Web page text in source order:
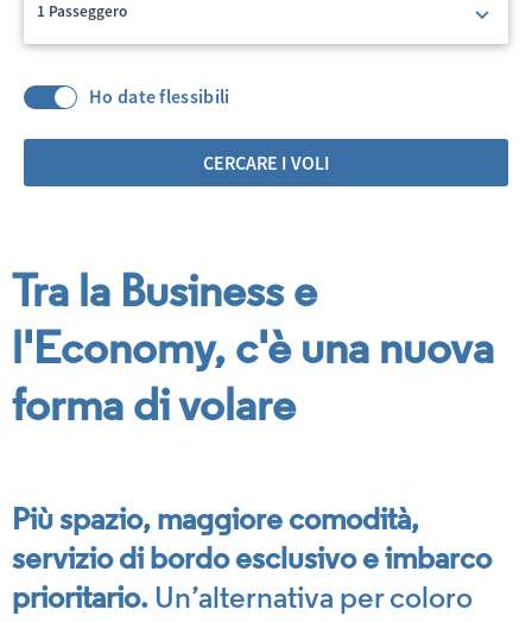
1 Passeggero
Ho date flessibili
CERCARE I VOLI
Tra la Business e
l'Economy, c'è una nuova
forma di volare
Più spazio, maggiore comodità,
servizio di bordo esclusivo e imbarco
prioritario. Un’alternativa per coloro